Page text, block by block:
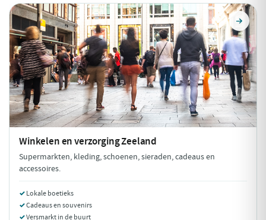
Winkelen en verzorgingZeeland
Supermarkten, kleding, schoenen, sieraden, cadeaus en
accessoires.
Lokale boetieks
Cadeaus en souvenirs
Versmarkt in de buurt